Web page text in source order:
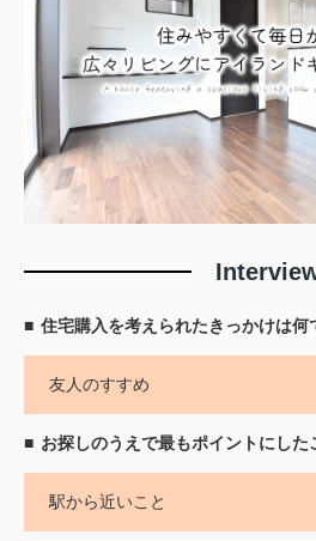
住宅購入を考えられたきっかけは何
友人のすすめ
お探しのうえで最もポイントにした
駅から近いこと